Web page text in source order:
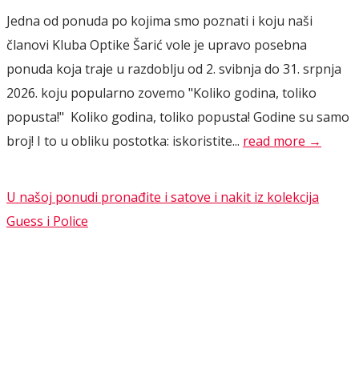
Jedna od ponuda po kojima smo poznati i koju naši
članovi Kluba Optike Šarić vole je upravo posebna
ponuda koja traje u razdoblju od 2. svibnja do 31. srpnja
2026. koju popularno zovemo "Koliko godina, toliko
popusta!" Koliko godina, toliko popusta! Godine su samo
broj! I to u obliku postotka: iskoristite... read more →
U našoj ponudi pronađite i satove i nakit iz kolekcija
Guess i Police